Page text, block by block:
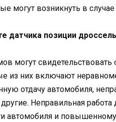
могут возникнуть в
датчика позиции
могут
из них включают
отдачу автомобиля,
Неправильная
автомобиля и повышенному